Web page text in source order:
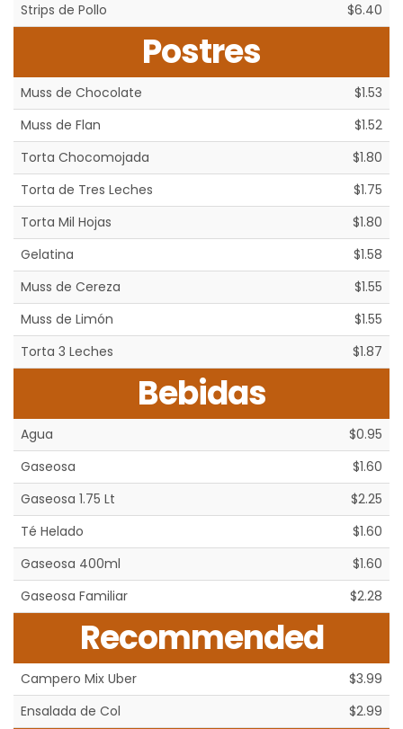
Strips de Pollo
$6.40
Postres
Muss de Chocolate
$1.53
Muss de Flan
$1.52
Torta Chocomojada
$1.80
Torta de Tres Leches
$1.75
Torta Mil Hojas
$1.80
Gelatina
$1.58
Muss de Cereza
$1.55
Muss de Limón
$1.55
Torta 3 Leches
$1.87
Bebidas
Agua
$0.95
Gaseosa
$1.60
Gaseosa 1.75 Lt
$2.25
Té Helado
$1.60
Gaseosa 400ml
$1.60
Gaseosa Familiar
$2.28
Recommended
Campero Mix Uber
$3.99
Ensalada de Col
$2.99